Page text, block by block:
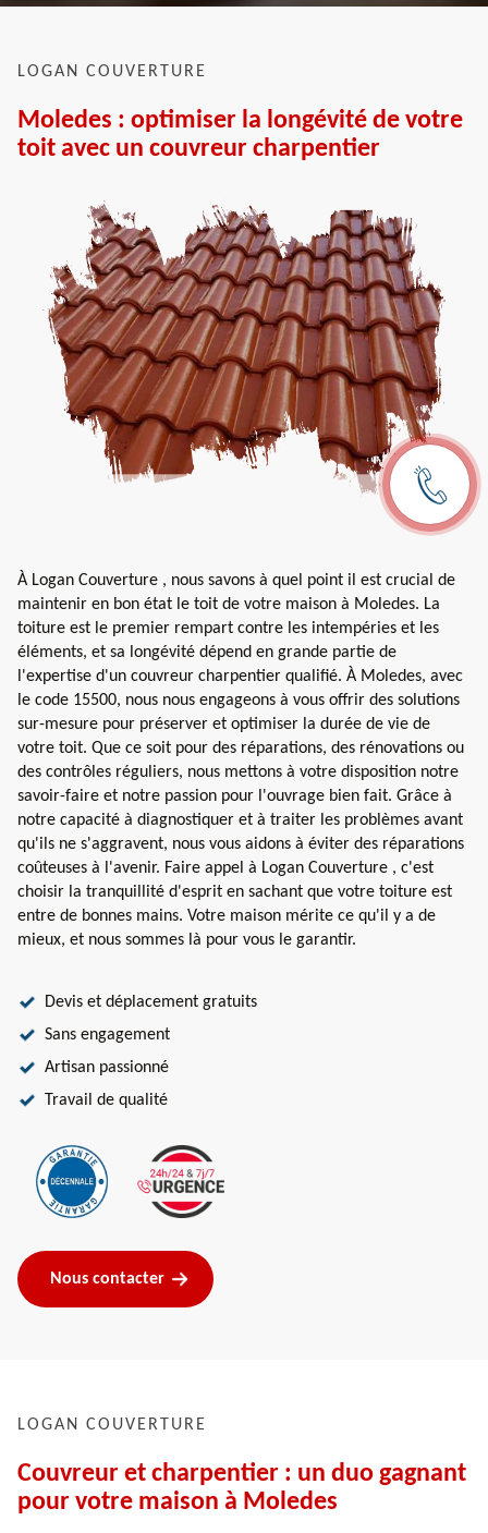
LOGAN COUVERTURE
Moledes : optimiser la longévité de votre
toit avec un couvreur charpentier
À Logan Couverture , nous savons à quel point il est crucial de
maintenir en bon état le toit de votre maison à Moledes. La
toiture est le premier rempart contre les intempéries et les
éléments, et sa longévité dépend en grande partie de
l'expertise d'un couvreur charpentier qualifié. À Moledes, avec
le code 15500, nous nous engageons à vous offrir des solutions
sur-mesure pour préserver et optimiser la durée de vie de
votre toit. Que ce soit pour des réparations, des rénovations ou
des contrôles réguliers, nous mettons à votre disposition notre
savoir-faire et notre passion pour l'ouvrage bien fait. Grâce à
notre capacité à diagnostiquer et à traiter les problèmes avant
qu'ils ne s'aggravent, nous vous aidons à éviter des réparations
coûteuses à l'avenir. Faire appel à Logan Couverture , c'est
choisir la tranquillité d'esprit en sachant que votre toiture est
entre de bonnes mains. Votre maison mérite ce qu'il y a de
mieux, et nous sommes là pour vous le garantir.
Devis et déplacement gratuits
Sans engagement
Artisan passionné
Travail de qualité
Nous contacter
LOGAN COUVERTURE
Couvreur et charpentier : un duo gagnant
pour votre maison à Moledes